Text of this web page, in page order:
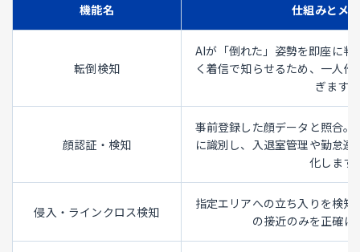
機能名 仕組みとメ
転倒検知
AIが「倒れた」姿勢を即座に判
く着信で知らせるため、一人
ぎます。
顔認証・検知
事前登録した顔データと照合
に識別し、入退室管理や勤怠
化します
侵入・ラインクロス検知
指定エリアへの立ち入りを検
の接近のみを正確に